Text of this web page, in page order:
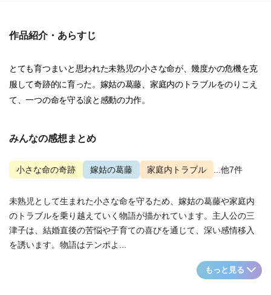
作品紹介・あらすじ
とても育つまいと思われた未熟児の小さな命が、幾度かの危機を克
服して奇跡的に育った。嫁姑の葛藤、家庭内のトラブルをのりこえ
て、一つの命を守る涙と感動の力作。
みんなの感想まとめ
小さな命の奇跡 嫁姑の葛藤 家庭内トラブル ...他7件
未熟児として生まれた小さな命を守るため、嫁姑の葛藤や家庭内
のトラブルを乗り越えていく物語が描かれています。主人公の三
津子は、結婚直後の苦悩や子育ての喜びを通じて、深い感情移入
を誘います。物語はテンポよ...
もっと見る